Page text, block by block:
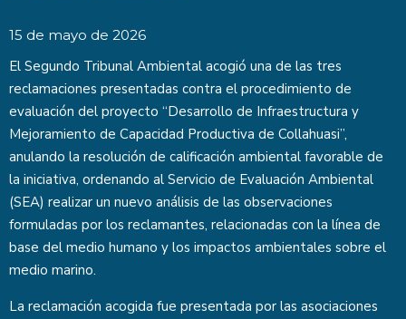
15 de mayo de 2026
El Segundo Tribunal Ambiental acogió una de las tres
reclamaciones presentadas contra el procedimiento de
evaluación del proyecto “Desarrollo de Infraestructura y
Mejoramiento de Capacidad Productiva de Collahuasi”,
anulando la resolución de calificación ambiental favorable de
la iniciativa, ordenando al Servicio de Evaluación Ambiental
(SEA) realizar un nuevo análisis de las observaciones
formuladas por los reclamantes, relacionadas con la línea de
base del medio humano y los impactos ambientales sobre el
medio marino.
La reclamación acogida fue presentada por las asociaciones